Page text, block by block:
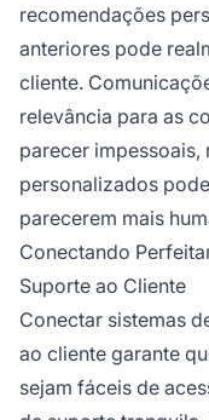
recomendações
anteriores pode
cliente.
relevância para as
parecer impessoais,
personalizados
parecerem mais
Conectando
Suporte ao Cliente
Conectar sistemas
ao cliente garante
sejam fáceis de